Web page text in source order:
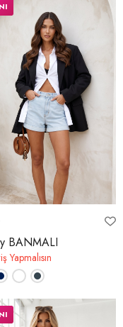
BANMALI
Yapmalısın